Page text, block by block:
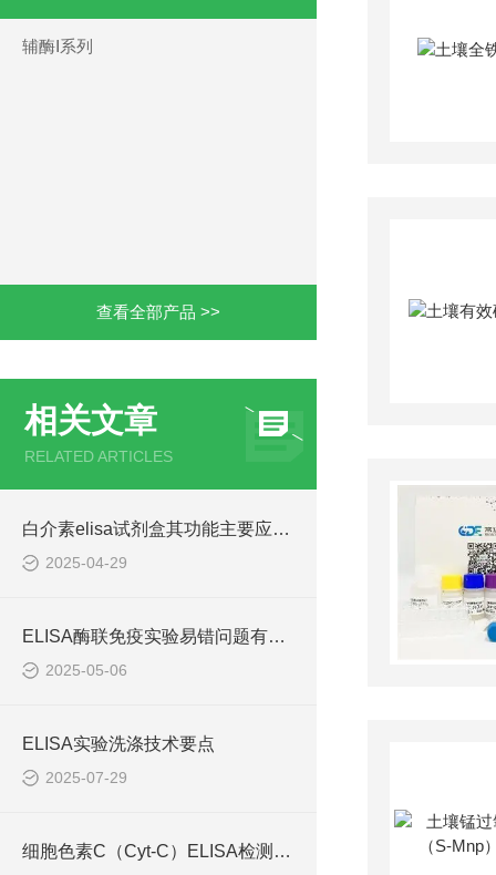
辅酶Ⅰ系列
查看全部产品 >>
相关文章
RELATED ARTICLES
白介素elisa试剂盒其功能主要应用领域
2025-04-29
ELISA酶联免疫实验易错问题有哪些
2025-05-06
ELISA实验洗涤技术要点
2025-07-29
细胞色素C（Cyt-C）ELISA检测试剂盒